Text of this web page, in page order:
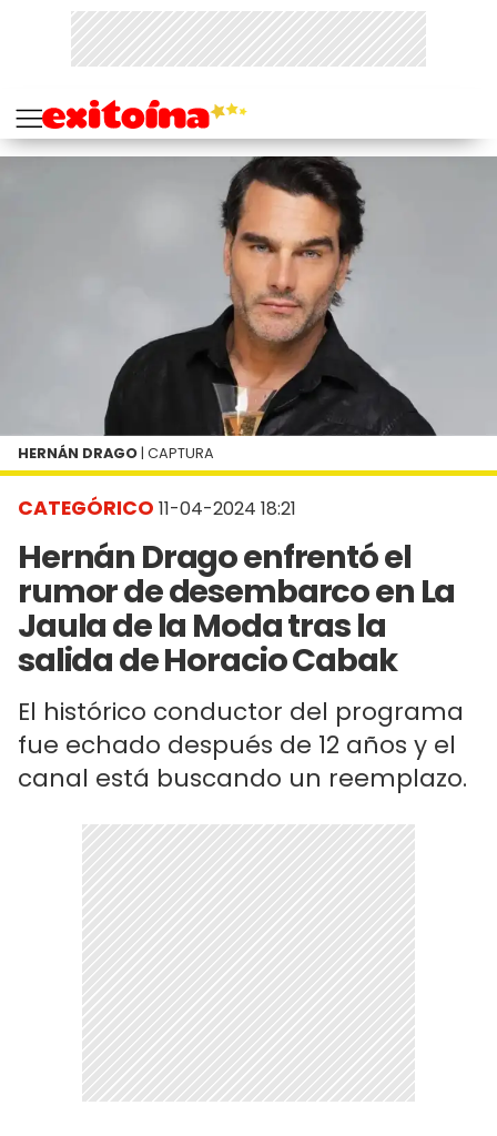
CATEGÓRICO 11-04-2024 18:21
Hernán Drago enfrentó el
rumor de desembarco en La
Jaula de la Moda tras la
salida de Horacio Cabak
El histórico conductor del programa
fue echado después de 12 años y el
canal está buscando un reemplazo.
HERNÁN DRAGO | CAPTURA